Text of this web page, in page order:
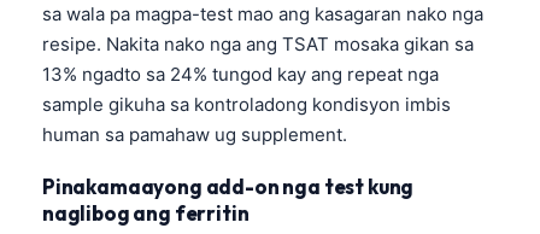
sa wala pa magpa-test mao ang kasagaran nako nga
resipe. Nakita nako nga ang TSAT mosaka gikan sa
13% ngadto sa 24% tungod kay ang repeat nga
sample gikuha sa kontroladong kondisyon imbis
human sa pamahaw ug supplement.
Pinakamaayong add-on nga test kung
naglibog ang ferritin
简体中文
فارسی
Български
Dansk
Nederlands
हिन्दी